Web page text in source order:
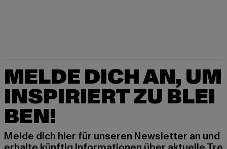
MELDE DICH AN, UM
INSPIRIERT ZU BLEI
BEN!
Melde dich hier für unseren Newsletter an und